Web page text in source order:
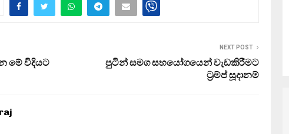
මේ විදියට
NEXT POST
පුටින් සමග සහයෝගයෙන් වැඩකිරීමට
ට්‍රම්ප් සූදානම්